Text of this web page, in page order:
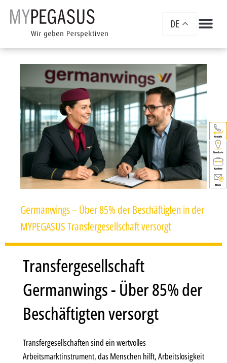
DE
Germanwings – Über 85% der Beschäftigten in der
MYPEGASUS Transfergesellschaft versorgt
Transfergesellschaft
Germanwings - Über 85% der
Beschäftigten versorgt
Transfergesellschaften sind ein wertvolles
Arbeitsmarktinstrument, das Menschen hilft, Arbeitslosigkeit